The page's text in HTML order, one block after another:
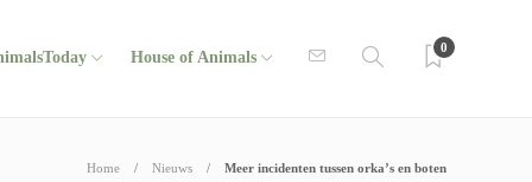
House of Animals
0
Home Nieuws Meer incidenten tussen orka’s en boten